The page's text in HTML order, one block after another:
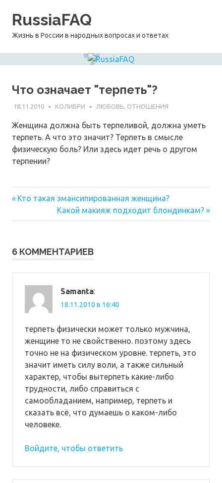
RussiaFAQ
Жизнь в России в народных вопросах и ответах
Что означает "терпеть"?
18.11.2010 КОЛИБРИ ЛЮБОВЬ, ОТНОШЕНИЯ
Женщина должна быть терпеливой, должна уметь
терпеть. А что это значит? Терпеть в смысле
физическую боль? Или здесь идет речь о другом
терпении?
Навигация
по
Предыдущая
Кто такая эмансипированная женщина?
Следующая
запись:
Какой макияж подходит блондинкам?
6 КОММЕНТАРИЕВ
Samanta:
18.11.2010 в 16:40
терпеть физически может только мужчина,
женщине то не свойственно. поэтому здесь
точно не на физическом уровне. терпеть, это
значит иметь силу воли, а также сильный
характер, чтобы вытерпеть какие-либо
трудности, либо справиться с
самообладанием, например, терпеть и
сказать всё, что думаешь о каком-либо
человеке.
Войдите, чтобы ответить